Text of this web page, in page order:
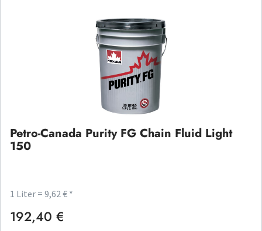
Petro-Canada Purity FG Chain Fluid Light
150
1 Liter = 9,62 € *
Regulärer Preis:
192,40 €